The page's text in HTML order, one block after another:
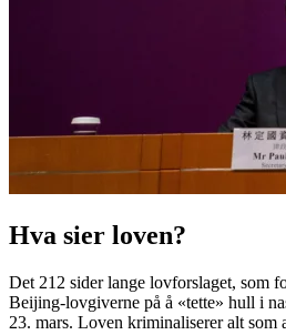
Hva sier loven?
Det 212 sider lange lovforslaget, som
Beijing-lovgiverne på å «tette» hull i
23. mars. Loven kriminaliserer alt som